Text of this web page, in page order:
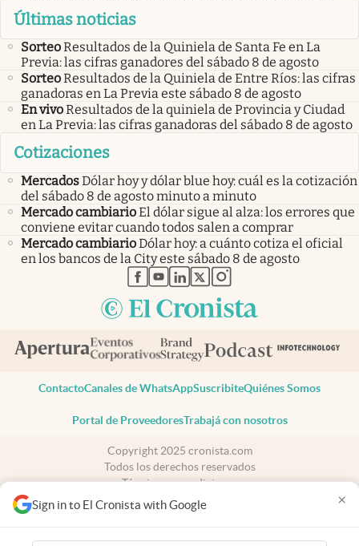
Sign in to El Cronista with Google ×
Últimas noticias
SorteoResultados de la Quiniela de Santa Fe en La
Previa: las cifras ganadores del sábado 8 de agosto
SorteoResultados de la Quiniela de Entre Ríos: las cifras
ganadoras en La Previa este sábado 8 de agosto
En vivoResultados de la quiniela de Provincia y Ciudad
en La Previa: las cifras ganadoras del sábado 8 de agosto
Cotizaciones
MercadosDólar hoy y dólar blue hoy: cuál es la cotización
del sábado 8 de agosto minuto a minuto
Mercado cambiarioEl dólar sigue al alza: los errores que
conviene evitar cuando todos salen a comprar
Mercado cambiarioDólar hoy: a cuánto cotiza el oficial
en los bancos de la City este sábado 8 de agosto
abre en nueva pestaña
abre en nueva pestaña
abre en nueva pestaña
abre en nueva pestaña
abre en nueva pestaña
ContactoCanales de WhatsAppSuscribiteQuiénes Somos
Portal de ProveedoresTrabajá con nosotros
Copyright 2025 cronista.com
Todos los derechos reservados
Términos y condiciones
Privacidad
Consentimiento